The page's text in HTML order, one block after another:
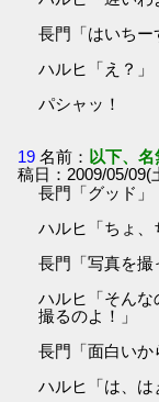
長門「はいちー
ハルヒ「え？」
パシャッ！
19 名前： 以下、
稿日：2009/05/09(
長門「グッド」
ハルヒ「ちょ、
長門「写真を撮
ハルヒ「そんな
撮るのよ！」
長門「面白いか
ハルヒ「は、は